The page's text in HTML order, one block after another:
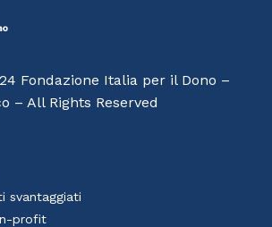
Fondazione Italia per il Dono –
– All Rights Reserved
svantaggiati
profit